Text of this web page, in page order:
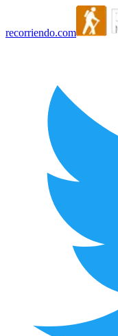
recorriendo.com